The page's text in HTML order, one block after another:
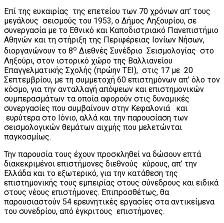
Επί της ευκαιρίας της επετείου των 70 χρόνων απ’ τους
μεγάλους σεισμούς του 1953, ο Δήμος Ληξουρίου, σε
συνεργασία με το Εθνικό και Καποδιστριακό Πανεπιστήμιο
Αθηνών και τη στήριξη της Περιφέρειας Ιονίων Νήσων,
διοργανώνουν το 8ο Διεθνές Συνέδριο Σεισμολογίας στο
Ληξούρι, στον ιστορικό χώρο της Βαλλιανείου
Επαγγελματικής Σχολής (πρώην ΤΕΙ), στις 17 με 20
Σεπτεμβρίου, με τη συμμετοχή 60 επιστημόνων απ’ όλο τον
κόσμο, για την ανταλλαγή απόψεων και επιστημονικών
συμπερασμάτων τα οποία αφορούν στις δυναμικές
συνεργασίες που συμβαίνουν στην Κεφαλονιά και
ευρύτερα στο Ιόνιο, αλλά και την παρουσίαση των
σεισμολογικών θεμάτων αιχμής που μελετώνται
παγκοσμίως.
Την παρουσία τους έχουν προσκληθεί να δώσουν επτά
διακεκριμένοι επιστήμονες διεθνούς κύρους, απ’ την
Ελλάδα και το εξωτερικό, για την κατάθεση της
επιστημονικής τους εμπειρίας στους σύνεδρους και ειδικά
στους νέους επιστήμονες. Επιπροσθέτως, θα
παρουσιαστούν 54 ερευνητικές εργασίες στα αντικείμενα
του συνεδρίου, από έγκριτους επιστήμονες.